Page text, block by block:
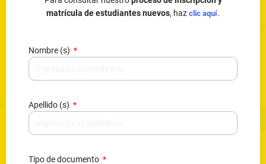
matrícula de estudiantes nuevos, haz clic aquí.
Nombre (s)
Apellido (s)
Tipo de documento